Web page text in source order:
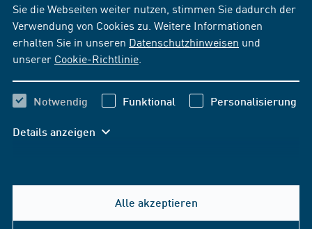
Sie die Webseiten weiter nutzen, stimmen Sie dadurch der
Verwendung von Cookies zu. Weitere Informationen
erhalten Sie in unseren Datenschutzhinweisen und
unserer Cookie-Richtlinie
Notwendig Funktional Personalisierung
Details anzeigen
Alle akzeptieren
Hilfe & Kontakt